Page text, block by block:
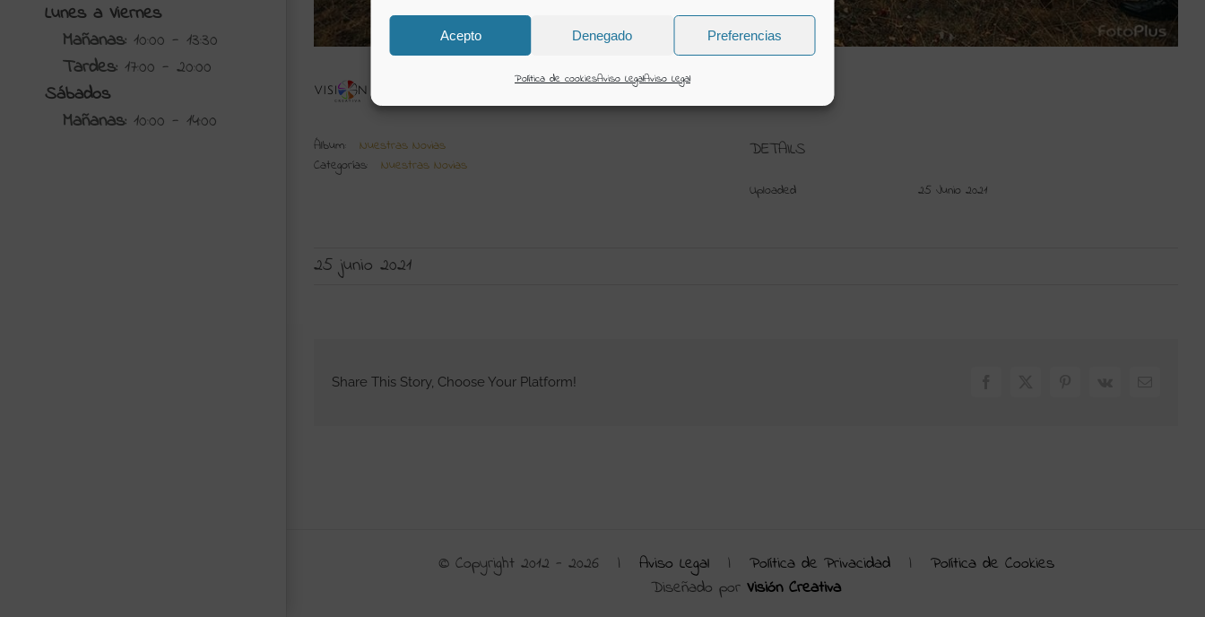
Acepto Denegado Preferencias
Política de cookiesAviso LegalAviso Legal
Lunes a Viernes
Mañanas: 10:00 - 13:30
Tardes: 17:00 - 20:00
Sábados
Mañanas: 10:00 - 14:00
Visión Creativa
Álbum:
Nuestras Novias
Categorías:
Nuestras Novias
DETAILS
Uploaded 25 Junio 2021
25 junio 2021
Share This Story, Choose Your Platform!
© Copyright 2012 - 2026 | Aviso Legal| Política de Privacidad| Política de Cookies
Diseñado por Visión Creativa